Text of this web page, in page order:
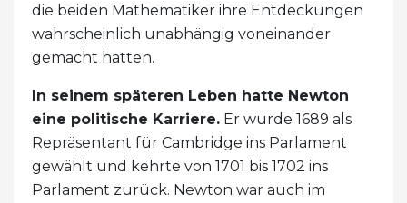
die beiden Mathematiker ihre Entdeckungen
wahrscheinlich unabhängig voneinander
gemacht hatten.
In seinem späteren Leben hatte Newton
eine politische Karriere. Er wurde 1689 als
Repräsentant für Cambridge ins Parlament
gewählt und kehrte von 1701 bis 1702 ins
Parlament zurück. Newton war auch im